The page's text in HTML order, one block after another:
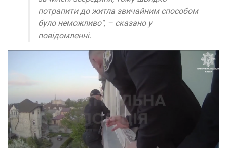
потрапити до житла звичайним способом
було неможливо", – сказано у
повідомленні.